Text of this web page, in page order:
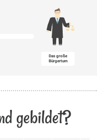
Das große
Bürgertum
gebildet?